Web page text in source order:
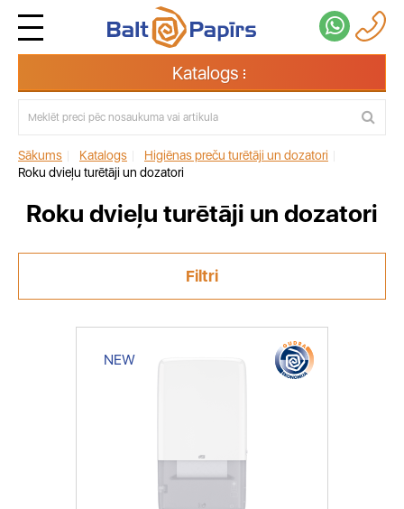
Katalogs
Sākums Katalogs Higiēnas preču turētāji un dozatori
Roku dvieļu turētāji un dozatori
Roku dvieļu turētāji un dozatori
Filtri
NEW